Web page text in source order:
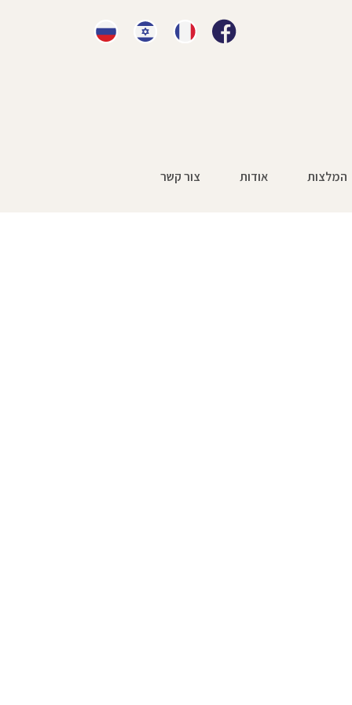
המלצות אודות צור קשר